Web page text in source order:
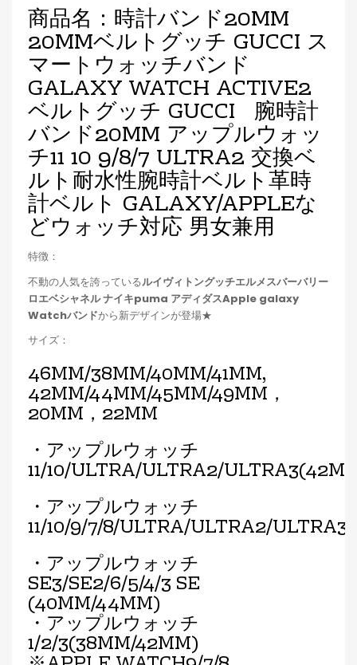
商品名：時計バンド20MM
20MMベルトグッチ GUCCI ス
マートウォッチバンド
GALAXY WATCH ACTIVE2
ベルトグッチ GUCCI 腕時計
バンド20MM アップルウォッ
チ11 10 9/8/7 ULTRA2 交換ベ
ルト耐水性腕時計ベルト革時
計ベルト GALAXY/APPLEな
どウォッチ対応 男女兼用
特徴：
不動の人気を誇っているルイヴィトングッチエルメスバーバリー
ロエベシャネル ナイキpuma アディダスApple galaxy
Watchバンドから新デザインが登場★
サイズ：
46MM/38MM/40MM/41MM,
42MM/44MM/45MM/49MM，
20MM，22MM
・アップルウォッチ
11/10/ULTRA/ULTRA2/
・アップルウォッチ
11/10/9/7/8/ULTRA/ULTRA2/
・アップルウォッチ
SE3/SE2/6/5/4/3 SE
(40MM/44MM)
・アップルウォッチ
1/2/3(38MM/42MM)